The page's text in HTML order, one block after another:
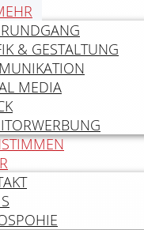
& GESTALTUNG
MEDIA